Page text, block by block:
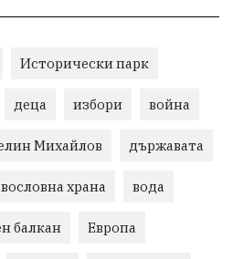
Исторически парк
деца избори война
Михайлов държавата
храна вода
балкан Европа